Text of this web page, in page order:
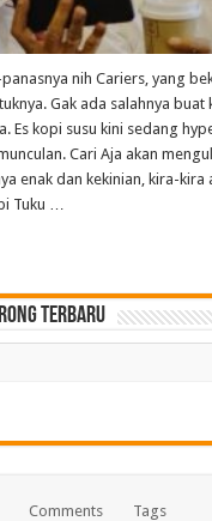
nih Cariers, yang
Gak ada salahnya buat
Es kopi susu kini sedang
Cari Aja akan
enak dan kekinian, kira-kira
Tuku …
Terbaru
Comments Tags